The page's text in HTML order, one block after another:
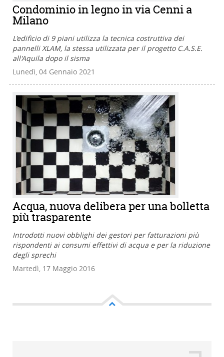
Condominio in legno in via Cenni a
Milano
L'edificio di 9 piani utilizza la tecnica costruttiva dei
pannelli XLAM, la stessa utilizzata per il progetto C.A.S.E.
all'Aquila dopo il sisma
Lunedì, 04 Gennaio 2021
Acqua, nuova delibera per una bolletta
più trasparente
Introdotti nuovi obblighi dei gestori per fatturazioni più
rispondenti ai consumi effettivi di acqua e per la riduzione
degli sprechi
Martedì, 17 Maggio 2016